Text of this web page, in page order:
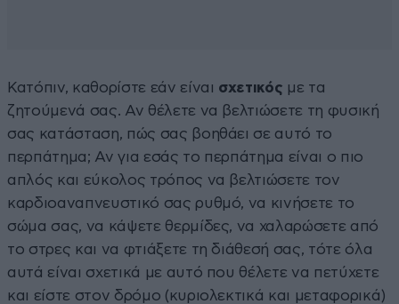
Κατόπιν, καθορίστε εάν είναι σχετικός με τα
ζητούμενά σας. Αν θέλετε να βελτιώσετε τη φυσική
σας κατάσταση, πώς σας βοηθάει σε αυτό το
περπάτημα; Αν για εσάς το περπάτημα είναι ο πιο
απλός και εύκολος τρόπος να βελτιώσετε τον
καρδιοαναπνευστικό σας ρυθμό, να κινήσετε το
σώμα σας, να κάψετε θερμίδες, να χαλαρώσετε από
το στρες και να φτιάξετε τη διάθεσή σας, τότε όλα
αυτά είναι σχετικά με αυτό που θέλετε να πετύχετε
και είστε στον δρόμο (κυριολεκτικά και μεταφορικά)